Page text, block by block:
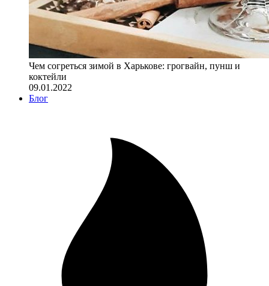
Чем согреться зимой в Харькове: грогвайн, пунш и
коктейли
09.01.2022
Блог